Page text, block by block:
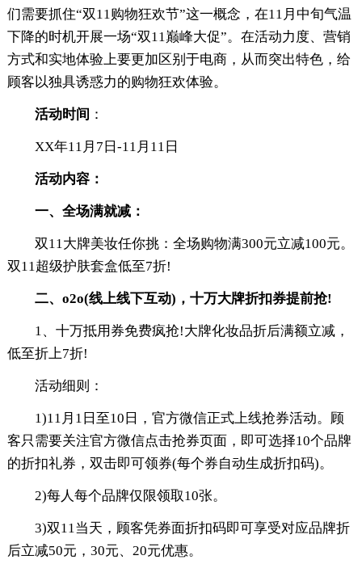
们需要抓住“双11购物狂欢节”这一概念，在11月中旬气温
下降的时机开展一场“双11巅峰大促”。在活动力度、营销
方式和实地体验上要更加区别于电商，从而突出特色，给
顾客以独具诱惑力的购物狂欢体验。
活动时间 ：
XX年11月7日-11月11日
活动内容：
一、全场满就减：
双11大牌美妆任你挑：全场购物满300元立减100元。
双11超级护肤套盒低至7折!
二、o2o(线上线下互动)，十万大牌折扣券提前抢!
1、十万抵用券免费疯抢!大牌化妆品折后满额立减，
低至折上7折!
活动细则：
1)11月1日至10日，官方微信正式上线抢券活动。顾
客只需要关注官方微信点击抢券页面，即可选择10个品牌
的折扣礼券，双击即可领券(每个券自动生成折扣码)。
2)每人每个品牌仅限领取10张。
3)双11当天，顾客凭券面折扣码即可享受对应品牌折
后立减50元，30元、20元优惠。